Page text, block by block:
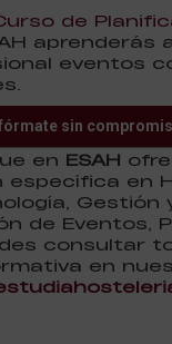
de
aprenderás
eventos
sin
en ESAH
específica en
Gestión
de Eventos,
consultar
en